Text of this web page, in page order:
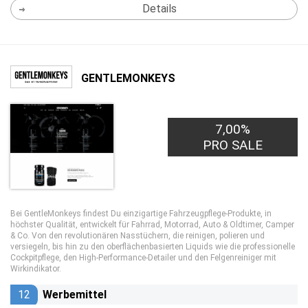
Details
GENTLEMONKEYS
7,00%
PRO SALE
Bei GentleMonkeys findest Du einzigartige Fahrzeugpflege-Produkte, in
höchster Qualität, entwickelt für Fahrrad, Motorrad, Auto & Oldtimer, Camper
& Co. Von den revolutionären Nasstüchern, die reinigen, polieren und
versiegeln, bis hin zu den oberflächenbasierten Liquids wie die professionelle
Cockpitpflege, den High-Performance-Detailer und den Felgenreiniger mit
Wirkindikator.
12 Werbemittel